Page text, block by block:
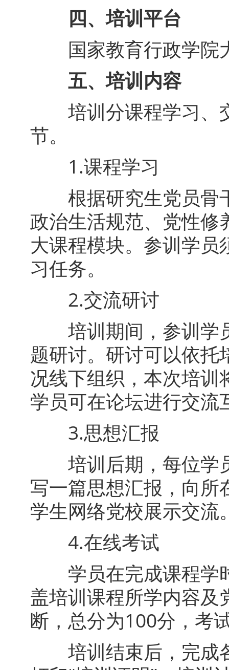
四、培训平台
国家教育行政学院
五、培训内容
培训分课程学习、
节。
1.课程学习
根据研究生党员骨
政治生活规范、党性修
大课程模块。参训学
习任务。
2.交流研讨
培训期间，参训学
题研讨。研讨可以依
况线下组织，本次培
学员可在论坛进行交流
3.思想汇报
培训后期，每位学
写一篇思想汇报，向
学生网络党校展示交流
4.在线考试
学员在完成课程学
盖培训课程所学内容
断，总分为100分，考
培训结束后，完成